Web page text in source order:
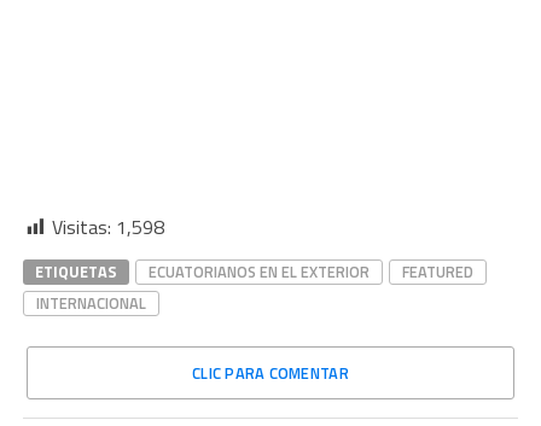
Visitas: 1,598
ETIQUETAS ECUATORIANOS EN EL EXTERIOR
FEATURED
INTERNACIONAL
CLIC PARA COMENTAR